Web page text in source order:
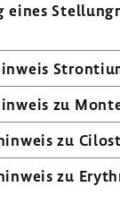
zu
zu
zu